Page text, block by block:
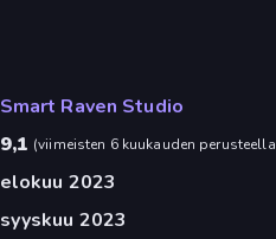
Smart Raven Studio
9,1 (viimeisten 6 kuukauden perusteella
elokuu 2023
syyskuu 2023